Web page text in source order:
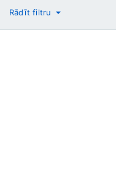
No
Rādīt filtru